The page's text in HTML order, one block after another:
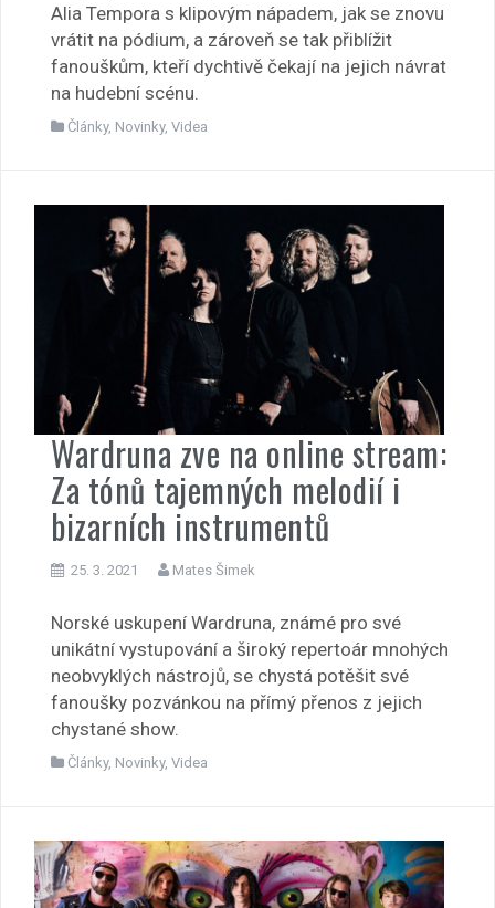
Alia Tempora s klipovým nápadem, jak se znovu
vrátit na pódium, a zároveň se tak přiblížit
fanouškům, kteří dychtivě čekají na jejich návrat
na hudební scénu.
Články, Novinky, Videa
Wardruna zve na online stream:
Za tónů tajemných melodií i
bizarních instrumentů
25. 3. 2021 Mates Šimek
Norské uskupení Wardruna, známé pro své
unikátní vystupování a široký repertoár mnohých
neobvyklých nástrojů, se chystá potěšit své
fanoušky pozvánkou na přímý přenos z jejich
chystané show.
Články, Novinky, Videa